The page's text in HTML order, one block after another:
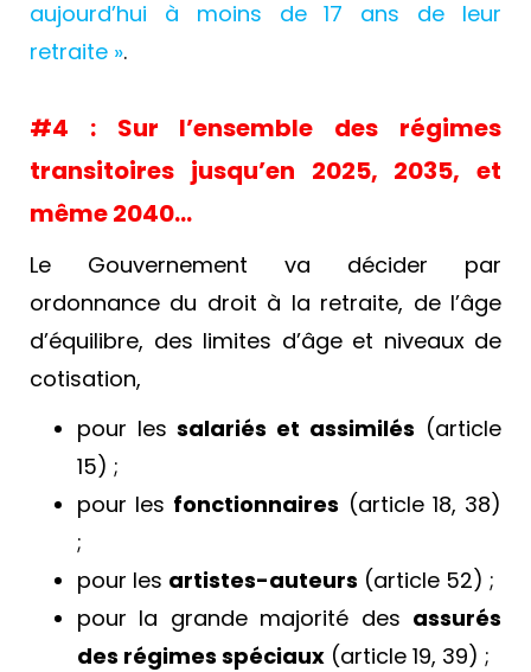
aujourd’hui à moins de 17 ans de leur
retraite ».
#4 : Sur l’ensemble des régimes
transitoires jusqu’en 2025, 2035, et
même 2040…
Le Gouvernement va décider par
ordonnance du droit à la retraite, de l’âge
d’équilibre, des limites d’âge et niveaux de
cotisation,
pour les salariés et assimilés (article
15) ;
pour les fonctionnaires (article 18, 38)
;
pour les artistes-auteurs (article 52) ;
pour la grande majorité des assurés
des régimes spéciaux (article 19, 39) ;